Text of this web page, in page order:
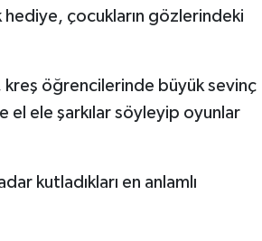
çocukların gözlerindeki
kreş öğrencilerinde büyük sevinç
ele şarkılar söyleyip oyunlar
kutladıkları en anlamlı